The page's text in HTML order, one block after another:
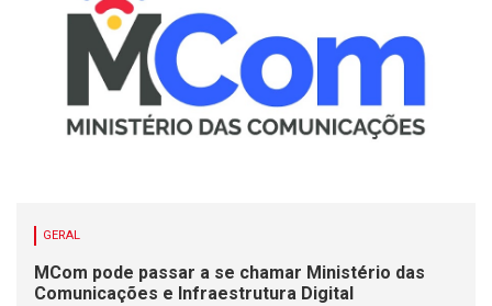
GERAL
MCom pode passar a se chamar Ministério das
Comunicações e Infraestrutura Digital